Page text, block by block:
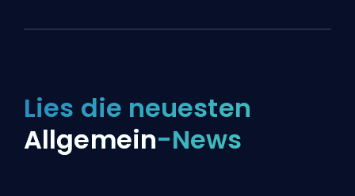
Lies die neuesten
Allgemein-News